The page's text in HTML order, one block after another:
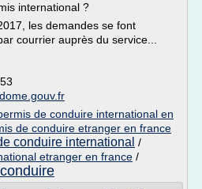
international ?
les demandes se font
courrier auprès du service...
de conduire international en
de conduire etranger en france
conduire international /
etranger en france /